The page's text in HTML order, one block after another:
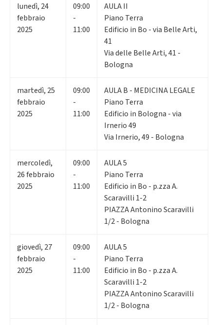
lunedì, 24
febbraio
2025
09:00
-
11:00
AULA II
Piano Terra
Edificio in Bo - via Belle Arti,
41
Via delle Belle Arti, 41 -
Bologna
martedì, 25
febbraio
2025
09:00
-
11:00
AULA B - MEDICINA LEGALE
Piano Terra
Edificio in Bologna - via
Irnerio 49
Via Irnerio, 49 - Bologna
mercoledì,
26febbraio
2025
09:00
-
11:00
AULA 5
Piano Terra
Edificio in Bo - p.zza A.
Scaravilli 1-2
PIAZZA Antonino Scaravilli
1/2 - Bologna
giovedì, 27
febbraio
2025
09:00
-
11:00
AULA 5
Piano Terra
Edificio in Bo - p.zza A.
Scaravilli 1-2
PIAZZA Antonino Scaravilli
1/2 - Bologna